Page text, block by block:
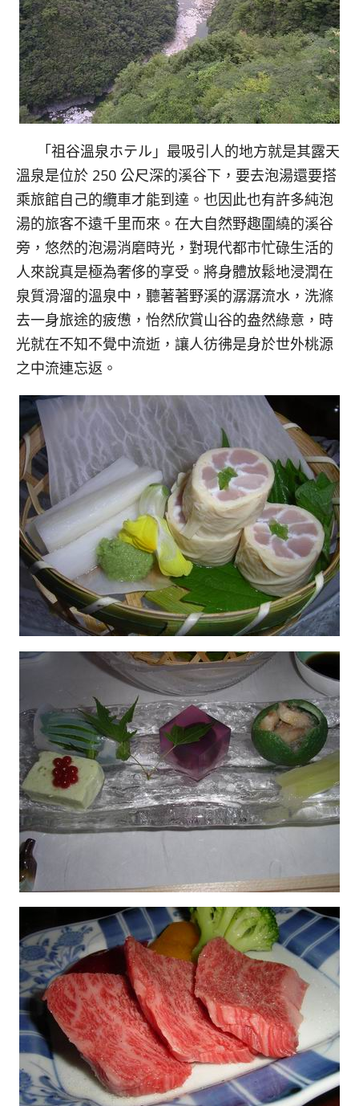
「祖谷溫泉ホテル」最吸引人的地方就是其露天
溫泉是位於 250 公尺深的溪谷下，要去泡湯還要搭
乘旅館自己的纜車才能到達。也因此也有許多純泡
湯的旅客不遠千里而來。在大自然野趣圍繞的溪谷
旁，悠然的泡湯消磨時光，對現代都市忙碌生活的
人來說真是極為奢侈的享受。將身體放鬆地浸潤在
泉質滑溜的溫泉中，聽著著野溪的潺潺流水，洗滌
去一身旅途的疲憊，怡然欣賞山谷的盎然綠意，時
光就在不知不覺中流逝，讓人彷彿是身於世外桃源
之中流連忘返。